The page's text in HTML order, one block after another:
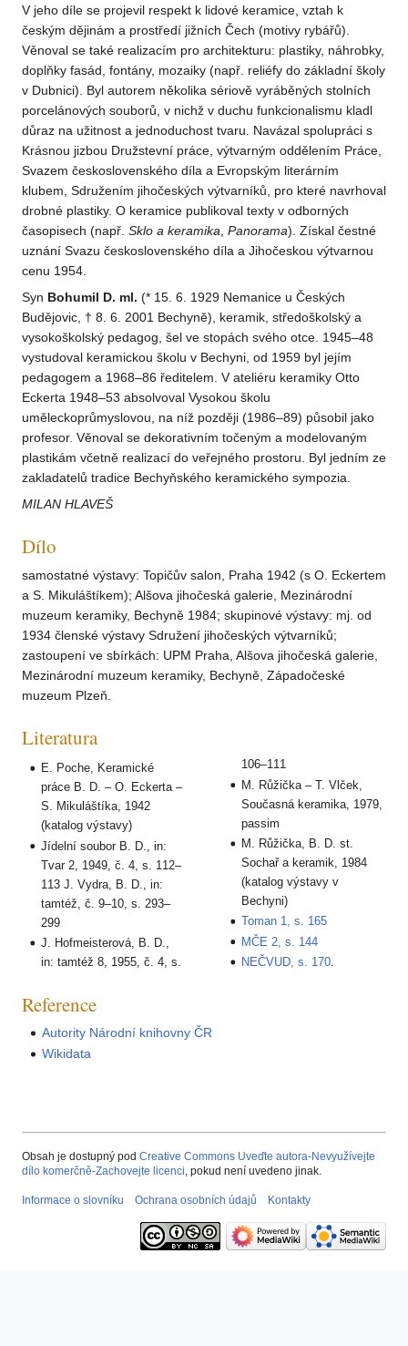
V jeho díle se projevil respekt k lidové keramice, vztah k
českým dějinám a prostředí jižních Čech (motivy rybářů).
Věnoval se také realizacím pro architekturu: plastiky, náhrobky,
doplňky fasád, fontány, mozaiky (např. reliéfy do základní školy
v Dubnici). Byl autorem několika sériově vyráběných stolních
porcelánových souborů, v nichž v duchu funkcionalismu kladl
důraz na užitnost a jednoduchost tvaru. Navázal spolupráci s
Krásnou jizbou Družstevní práce, výtvarným oddělením Práce,
Svazem československého díla a Evropským literárním
klubem, Sdružením jihočeských výtvarníků, pro které navrhoval
drobné plastiky. O keramice publikoval texty v odborných
časopisech (např. Sklo a keramika Panorama). Získal čestné
uznání Svazu československého díla a Jihočeskou výtvarnou
cenu 1954.
Syn Bohumil D. ml. (* 15. 6. 1929 Nemanice u Českých
Budějovic, † 8. 6. 2001 Bechyně), keramik, středoškolský a
vysokoškolský pedagog, šel ve stopách svého otce. 1945–48
vystudoval keramickou školu v Bechyni, od 1959 byl jejím
pedagogem a 1968–86 ředitelem. V ateliéru keramiky Otto
Eckerta 1948–53 absolvoval Vysokou školu
uměleckoprůmyslovou, na níž později (1986–89) působil jako
profesor. Věnoval se dekorativním točeným a modelovaným
plastikám včetně realizací do veřejného prostoru. Byl jedním ze
zakladatelů tradice Bechyňského keramického sympozia.
MILAN HLAVEŠ
Dílo
samostatné výstavy: Topičův salon, Praha 1942 (s O. Eckertem
a S. Mikuláštíkem); Alšova jihočeská galerie, Mezinárodní
muzeum keramiky, Bechyně 1984; skupinové výstavy: mj. od
1934 členské výstavy Sdružení jihočeských výtvarníků;
zastoupení ve sbírkách: UPM Praha, Alšova jihočeská galerie,
Mezinárodní muzeum keramiky, Bechyně, Západočeské
muzeum Plzeň.
Literatura
E. Poche, Keramické
práce B. D. – O. Eckerta –
S. Mikuláštíka, 1942
(katalog výstavy)
Jídelní soubor B. D., in:
Tvar 2, 1949, č. 4, s. 112–
113 J. Vydra, B. D., in:
tamtéž, č. 9–10, s. 293–
299
J. Hofmeisterová, B. D.,
in: tamtéž 8, 1955, č. 4, s.
106–111
M. Růžička – T. Vlček,
Současná keramika, 1979,
passim
M. Růžička, B. D. st.
Sochař a keramik, 1984
(katalog výstavy v
Bechyni)
Toman 1, s. 165
MČE 2, s. 144
NEČVUD, s. 170
Reference
Autority Národní knihovny ČR
Wikidata
Obsah je dostupný pod Creative Commons Uveďte autora-Nevyužívejte
dílo komerčně-Zachovejte licenci, pokud není uvedeno jinak.
Informace o slovníku Ochrana osobních údajů Kontakty